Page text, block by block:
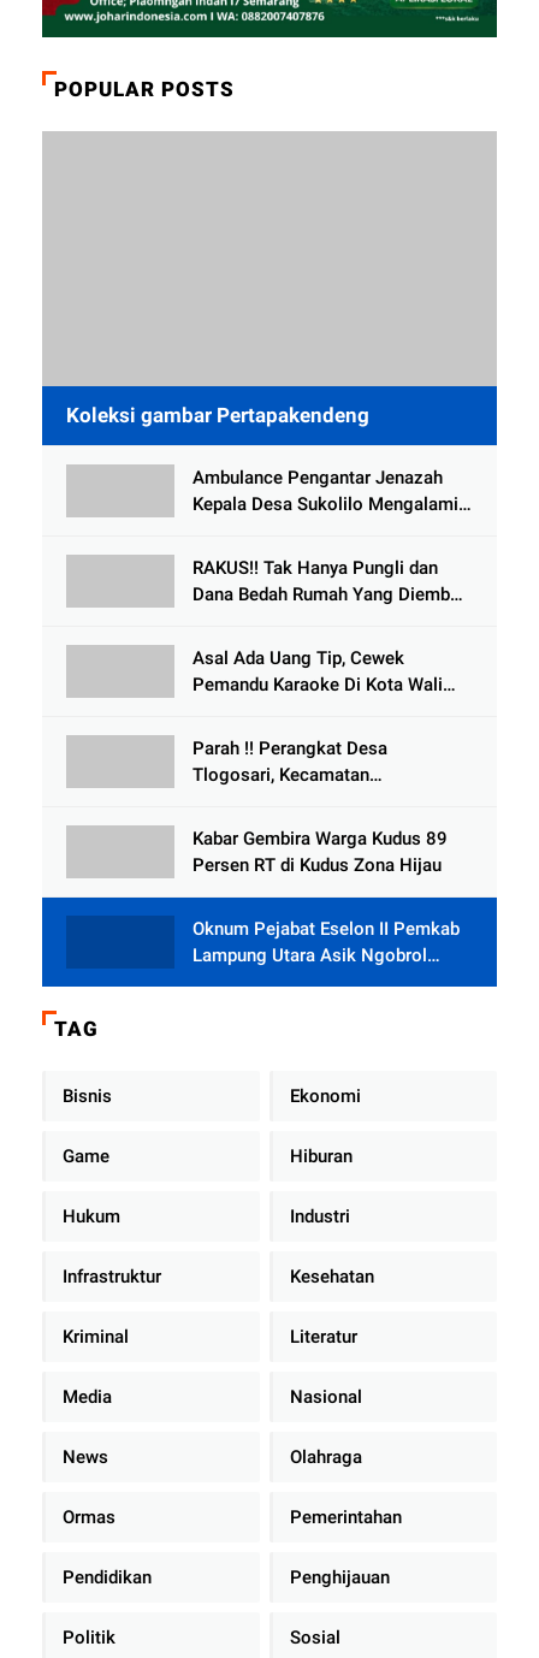
POPULAR POSTS
Koleksi gambar Pertapakendeng
Ambulance Pengantar Jenazah
Kepala Desa Sukolilo Mengalami
Meninggal Dunia
RAKUS!! Tak Hanya Pungli dan
Dana Bedah Rumah Yang Diembat,
Tlogowungu, di Duga
Selewengkan Bantuan Mushola
Asal Ada Uang Tip, Cewek
Pemandu Karaoke Di Kota Wali
Parah !! Perangkat Desa
Tlogosari, Kecamatan
Rumah dari BAZNAS
Kabar Gembira Warga Kudus 89
Persen RT di Kudus Zona Hijau
Oknum Pejabat Eselon II Pemkab
Lampung Utara Asik Ngobrol
Dengan Teman Kencan Wanitanya
TAG
Bisnis Ekonomi
Game Hiburan
Hukum Industri
Infrastruktur Kesehatan
Kriminal Literatur
Media Nasional
News Olahraga
Ormas Pemerintahan
Pendidikan Penghijauan
Politik Sosial